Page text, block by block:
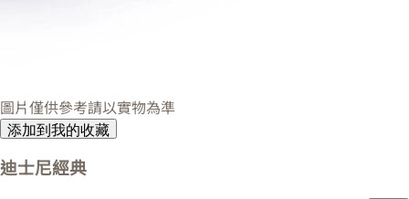
圖片僅供參考請以實物為準
添加到我的收藏
迪士尼經典